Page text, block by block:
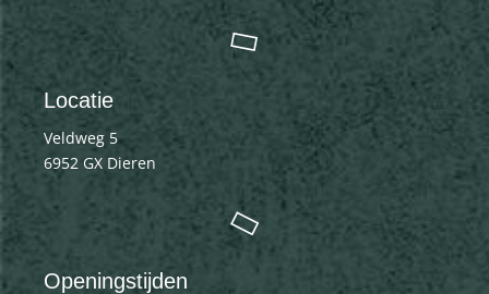
Locatie
Veldweg 5
6952 GX Dieren
Openingstijden